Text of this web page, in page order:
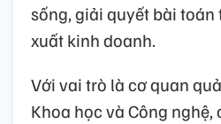
sống, giải quyết bài
xuất kinh doanh.
Với vai trò là cơ quan
Khoa học và Công nghệ,